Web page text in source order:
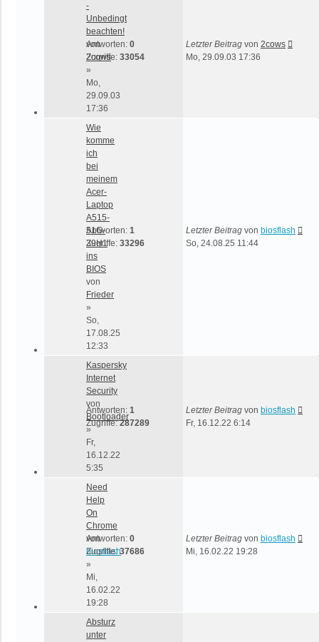
-
Unbedingt
beachten!
von
2cows
»
Mo,
29.09.03
17:36
Antworten: 0
Zugriffe: 33054
Letzter Beitrag von 2cows
Mo, 29.09.03 17:36
Wie
komme
ich
bei
meinem
Acer-
Laptop
A515-
51G-
39H1
ins
BIOS
von
Frieder
»
So,
17.08.25
12:33
Antworten: 1
Zugriffe: 33296
Letzter Beitrag von biosflash
So, 24.08.25 11:44
Kaspersky
Internet
Security
von
Bootloader
»
Fr,
16.12.22
5:35
Antworten: 1
Zugriffe:287289
Letzter Beitrag von biosflash
Fr, 16.12.22 6:14
Need
Help
On
Chrome
von
biosflash
»
Mi,
16.02.22
19:28
Antworten: 0
Zugriffe:37686
Letzter Beitrag von biosflash
Mi, 16.02.22 19:28
Absturz
unter